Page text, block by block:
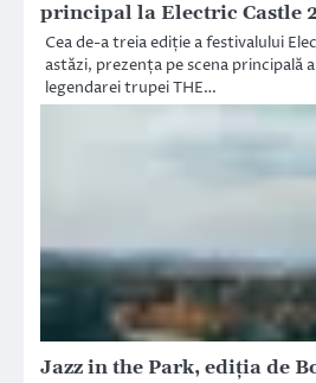
principal la Electric Castle
Cea de-a treia ediție a festivalului
astăzi, prezența pe scena principală
legendarei trupei THE…
Jazz in the Park, ediția de